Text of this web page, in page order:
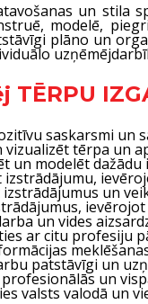
un stila
modelē,
plāno un
TĒRPU
saskarsmi un
vizualizēt tērpa un
un modelēt
izstrādājumu,
un
un vides
ar citu profesiju
patstāvīgi un
un
valsts valodā un